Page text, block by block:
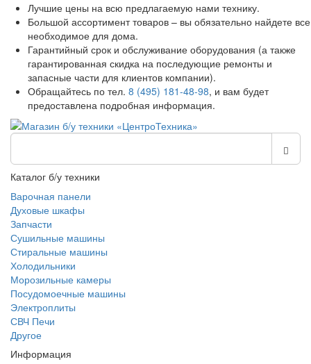
Лучшие цены на всю предлагаемую нами технику.
Большой ассортимент товаров – вы обязательно найдете все
необходимое для дома.
Гарантийный срок и обслуживание оборудования (а также
гарантированная скидка на последующие ремонты и
запасные части для клиентов компании).
Обращайтесь по тел. 8 (495) 181-48-98, и вам будет
предоставлена подробная информация.
Каталог б/у техники
Варочная панели
Духовые шкафы
Запчасти
Сушильные машины
Стиральные машины
Холодильники
Морозильные камеры
Посудомоечные машины
Электроплиты
СВЧ Печи
Другое
Информация